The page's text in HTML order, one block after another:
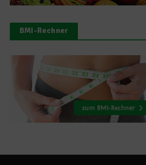
BMI-Rechner